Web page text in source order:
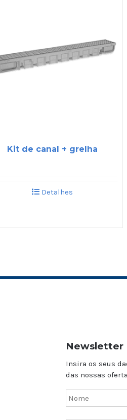
Kit de canal + grelha
Detalhes
Newsletter
Insira os seus
das nossas